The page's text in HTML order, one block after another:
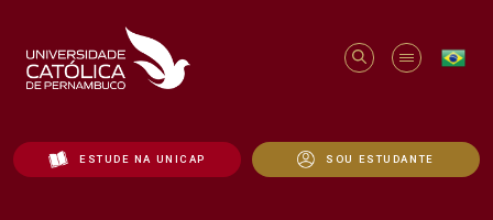
ESTUDE NA UNICAP SOU ESTUDANTE